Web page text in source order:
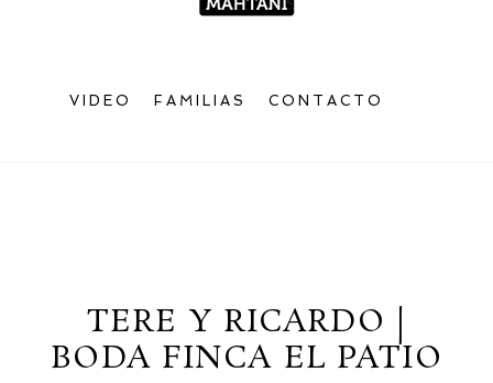
VIDEO FAMILIAS CONTACTO
TERE Y RICARDO |
BODA FINCA EL PATIO